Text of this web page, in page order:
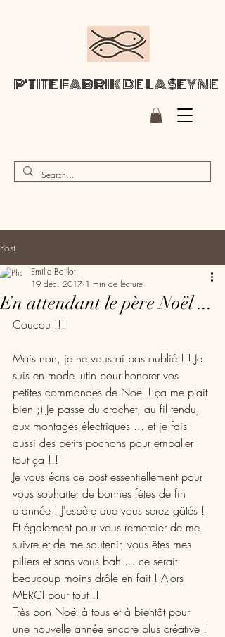
P'TITE FABRIK DE LA SEYNE
Post
En attendant le père Noël ...
Emilie Boillot
19 déc. 2017 1 min de lecture
Coucou !!!
Mais non, je ne vous ai pas oublié !!! Je
suis en mode lutin pour honorer vos
petites commandes de Noël ! ça me plait
bien ;) Je passe du crochet, au fil tendu,
aux montages électriques ... et je fais
aussi des petits pochons pour emballer
tout ça !!!
Je vous écris ce post essentiellement pour
vous souhaiter de bonnes fêtes de fin
d'année ! J'espère que vous serez gâtés !
Et également pour vous remercier de me
suivre et de me soutenir, vous êtes mes
piliers et sans vous bah ... ce serait
beaucoup moins drôle en fait ! Alors
MERCI pour tout !!!
Très bon Noël à tous et à bientôt pour
une nouvelle année encore plus créative !